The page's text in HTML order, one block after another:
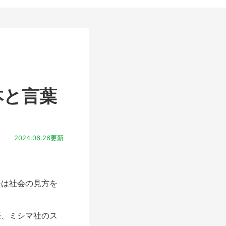
言葉
2024.06.26更新
社会の見方を
ミシマ社のス